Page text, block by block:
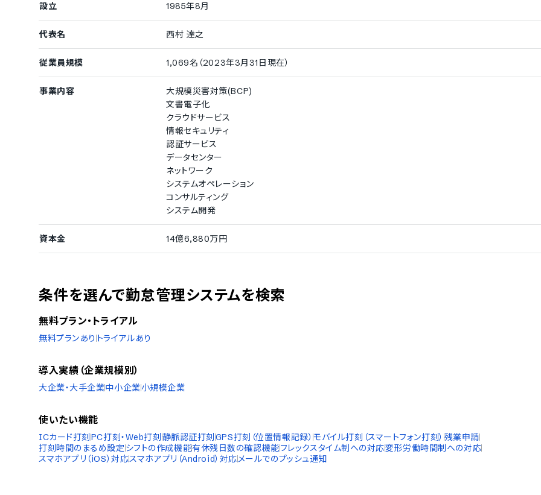
設立 1985年8月
代表名 西村 達之
従業員規模 1,069名（2023年3月31日現在）
事業内容
大規模災害対策(BCP)
文書電子化
クラウドサービス
情報セキュリティ
認証サービス
データセンター
ネットワーク
システムオペレーション
コンサルティング
システム開発
資本金 14億6,880万円
条件を選んで勤怠管理システムを検索
無料プラン・トライアル
無料プランあり トライアルあり
導入実績（企業規模別）
大企業・大手企業中小企業小規模企業
使いたい機能
ICカード打刻 PC打刻・Web打刻 静脈認証打刻 GPS打刻（位置情報記録）モバイル打刻（スマートフォン打刻） 残業申請
打刻時間のまるめ設定シフトの作成機能有休残日数の確認機能フレックスタイム制への対応変形労働時間制への対応
スマホアプリ（iOS）対応スマホアプリ（Android）対応メールでのプッシュ通知